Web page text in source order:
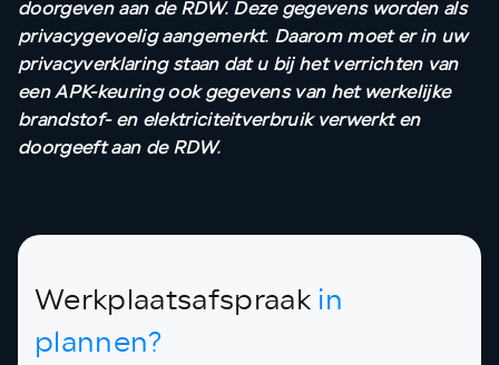
doorgeven aan de RDW. Deze gegevens worden als
privacygevoelig aangemerkt. Daarom moet er in uw
privacyverklaring staan dat u bij het verrichten van
een APK-keuring ook gegevens van het werkelijke
brandstof- en elektriciteitverbruik verwerkt en
doorgeeft aan de RDW.
Werkplaatsafspraak in
plannen?